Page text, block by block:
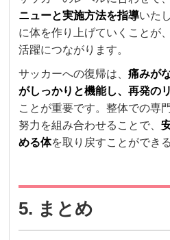
ニューと実施方法を指導いた
に体を作り上げていくことが
活躍につながります。
サッカーへの復帰は、痛みが
がしっかりと機能し、再発の
ことが重要です。整体での専
努力を組み合わせることで、
める体を取り戻すことができ
5. まとめ